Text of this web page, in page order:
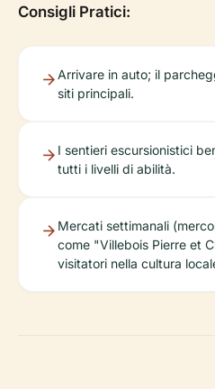
Consigli Pratici:
Arrivare in auto; il
siti principali.
I sentieri escursionistici
tutti i livelli di abilità.
Mercati settimanali
come "Villebois Pierre et
visitatori nella cultura